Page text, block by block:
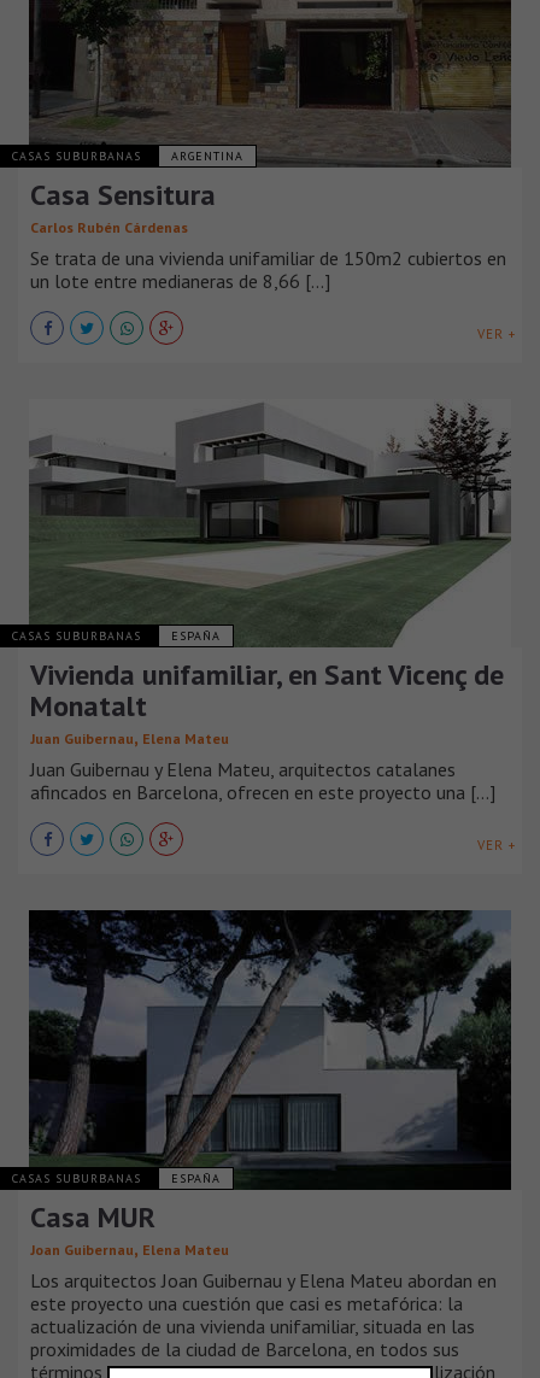
CASAS SUBURBANAS ARGENTINA
Casa Sensitura
Carlos Rubén Cárdenas
Se trata de una vivienda unifamiliar de 150m2 cubiertos en
un lote entre medianeras de 8,66 [...]
VER +
CASAS SUBURBANAS ESPAÑA
Vivienda unifamiliar, en Sant Vicenç de
Monatalt
Juan Guibernau, Elena Mateu
Juan Guibernau y Elena Mateu, arquitectos catalanes
afincados en Barcelona, ofrecen en este proyecto una [...]
VER +
CASAS SUBURBANAS ESPAÑA
Casa MUR
Joan Guibernau, Elena Mateu
Los arquitectos Joan Guibernau y Elena Mateu abordan en
este proyecto una cuestión que casi es metafórica: la
actualización de una vivienda unifamiliar, situada en las
proximidades de la ciudad de Barcelona, en todos sus
términos, de programa, de instalaciones, de formalización